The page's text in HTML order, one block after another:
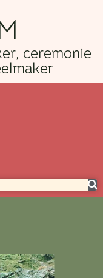
ceremonie